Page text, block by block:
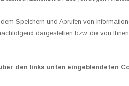
Speichern und Abrufen von
dargestellten bzw. die von
den links unten eingeblendeten